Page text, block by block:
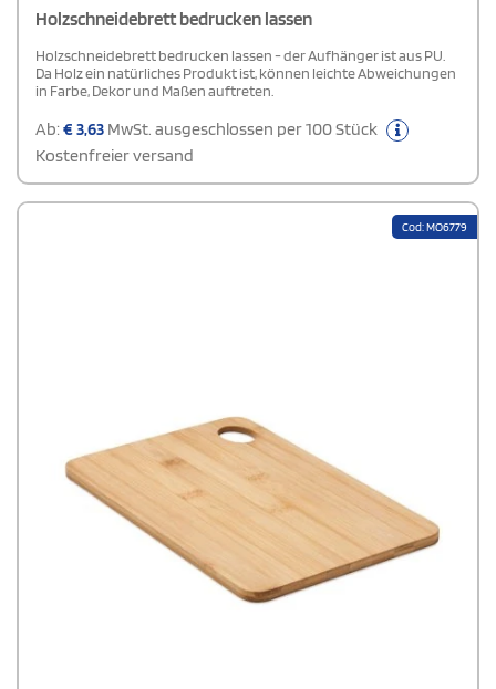
Holzschneidebrett bedrucken lassen
Holzschneidebrett bedrucken lassen - der Aufhänger ist aus PU.
Da Holz ein natürliches Produkt ist, können leichte Abweichungen
in Farbe, Dekor und Maßen auftreten.
Ab:€3,63 MwSt. ausgeschlossen per 100 Stück
Kostenfreier versand
Cod: MO6779